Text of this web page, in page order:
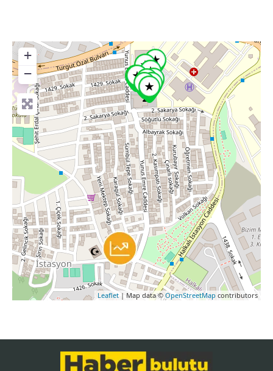
+
−
Leaflet | Map data ©OpenStreetMap contributors